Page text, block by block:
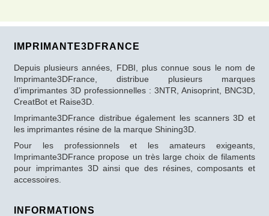
IMPRIMANTE3DFRANCE
Depuis plusieurs années, FDBI, plus connue sous le nom de
Imprimante3DFrance, distribue plusieurs marques
d’imprimantes 3D professionnelles : 3NTR, Anisoprint, BNC3D,
CreatBot et Raise3D.
Imprimante3DFrance distribue également les scanners 3D et
les imprimantes résine de la marque Shining3D.
Pour les professionnels et les amateurs exigeants,
Imprimante3DFrance propose un très large choix de filaments
pour imprimantes 3D ainsi que des résines, composants et
accessoires.
INFORMATIONS